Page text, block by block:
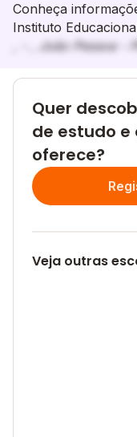
Conheça
Instituto
, - , João Pessoa -
Quer
de estudo e
oferece?
Veja outras